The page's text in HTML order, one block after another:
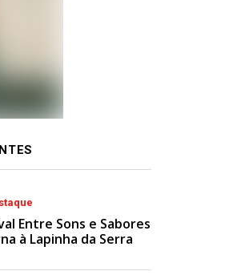
Entre Sons e Sabores
à Lapinha da Serra